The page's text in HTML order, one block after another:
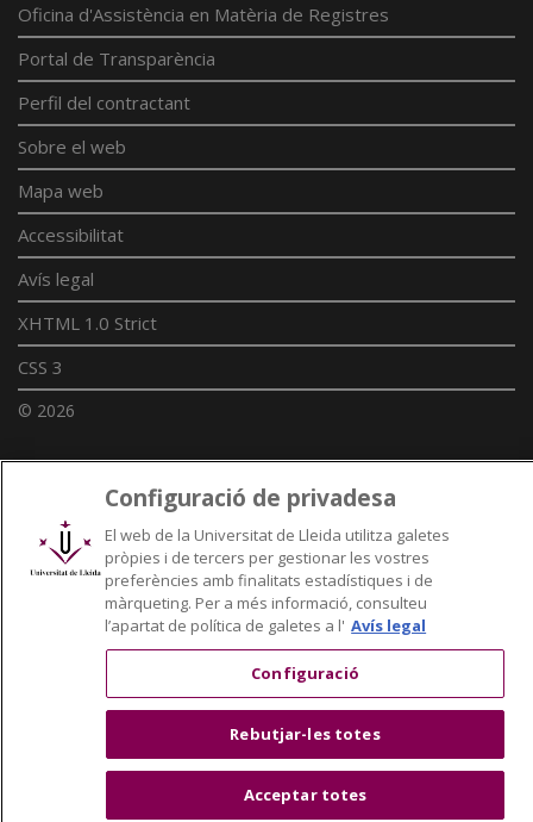
Oficina d'Assistència en Matèria de Registres
Portal de Transparència
Perfil del contractant
Sobre el web
Mapa web
Accessibilitat
Avís legal
XHTML 1.0 Strict
CSS 3
© 2026
Enllaços UdL
Xarxes universitàries
Configuració de privadesa
El web de la Universitat de Lleida utilitza galetes
pròpies i de tercers per gestionar les vostres
preferències amb finalitats estadístiques i de
màrqueting. Per a més informació, consulteu
l’apartat de política de galetes a l' Avís legal
Configuració
Rebutjar-les totes
Acceptar totes